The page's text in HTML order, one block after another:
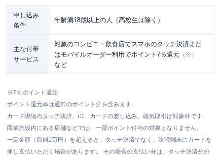
申し込み
条件
年齢満18歳以上の人（高校生は除く）
主な付帯
サービス
対象のコンビニ・飲食店でスマホのタッチ決済また
はモバイルオーダー利用でポイント7％還元 （※）
など
※7％ポイント還元
ポイント還元率は通常のポイント分を含みます。
カード現物のタッチ決済、iD、カードの差し込み、磁気取引は対象外です。
商業施設内にある店舗などでは、一部ポイント付与の対象となりません。
一定金額（原則1万円）を超えると、タッチ決済でなく、決済端末にカードを
挿し支払いただく場合があります。 その場合の支払い分は、タッチ決済分の